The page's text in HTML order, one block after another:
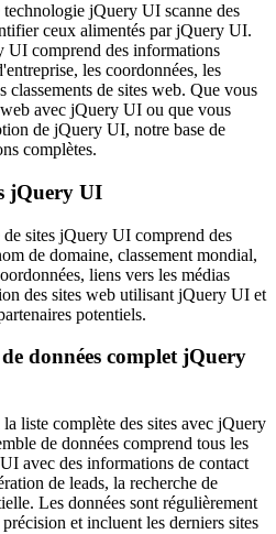
jQuery UI scanne des
ceux alimentés par jQuery UI.
UI comprend des informations
les coordonnées, les
classements de sites web. Que vous
avec jQuery UI ou que vous
de jQuery UI, notre base de
complètes.
jQuery UI
sites jQuery UI comprend des
de domaine, classement mondial,
liens vers les médias
des sites web utilisant jQuery UI et
potentiels.
données complet jQuery
liste complète des sites avec jQuery
de données comprend tous les
avec des informations de contact
de leads, la recherche de
Les données sont régulièrement
et incluent les derniers sites